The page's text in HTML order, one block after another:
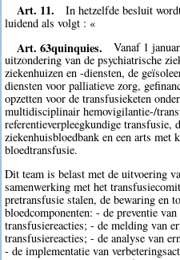
Art. 11.
In hetzelfde besluit
luidend als volgt : «
Art. 63quinquies.
Vanaf 1
uitzondering van de psychiatrische
ziekenhuizen en -diensten, de
diensten voor palliatieve zorg,
opzetten voor de transfusieketen
multidisciplinair hemovigilantie-/
referentieverpleegkundige transfusie,
ziekenhuisbloedbank en een arts
bloedtransfusie.
Dit team is belast met de uitvoering
samenwerking met het
pretransfusie stalen, de bewaring en
bloedcomponenten: - de preventie
transfusiereacties; - de melding van
transfusiereacties; - de analyse van
- de implementatie van